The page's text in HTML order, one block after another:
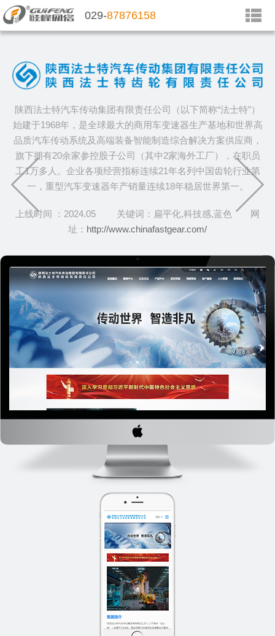
029-87876158
陕西法士特汽车传动集团有限责任公司（以下简称“法士特”）
始建于1968年，是全球最大的商用车变速器生产基地和世界高
品质汽车传动系统及高端装备智能制造综合解决方案供应商，
旗下拥有20余家参控股子公司（其中2家海外工厂），在职员
工1万多人。企业各项经营指标连续21年名列中国齿轮行业第
一，重型汽车变速器年产销量连续18年稳居世界第一。
上线时间 ：2024.05 关键词：扁平化,科技感,蓝色 网
址： http://www.chinafastgear.com/